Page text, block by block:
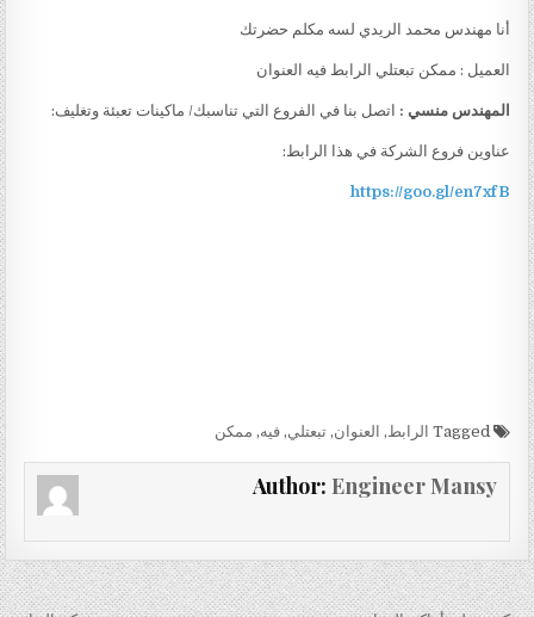
أنا مهندس محمد الريدي لسه مكلم حضرتك
العميل : ممكن تبعتلي الرابط فيه العنوان
المهندس منسي : اتصل بنا في الفروع التي تناسبك/ ماكينات تعبئة وتغليف:
عناوين فروع الشركة في هذا الرابط:
https://goo.gl/en7xfB
Tagged الرابط, العنوان,تبعتلي,فيه, ممكن
Author: Engineer Mansy